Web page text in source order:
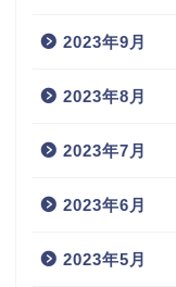
2023年9月
2023年8月
2023年7月
2023年6月
2023年5月